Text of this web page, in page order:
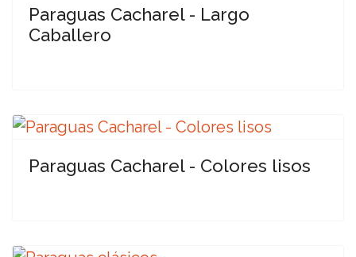
Paraguas Cacharel - Largo
Caballero
Paraguas Cacharel - Colores lisos